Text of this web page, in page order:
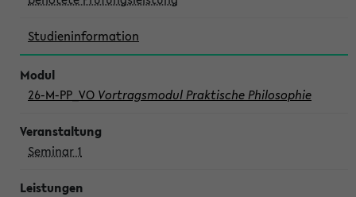
Studieninformation
26-M-PP_VO Vortragsmodul Praktische Philosophie
Seminar 1